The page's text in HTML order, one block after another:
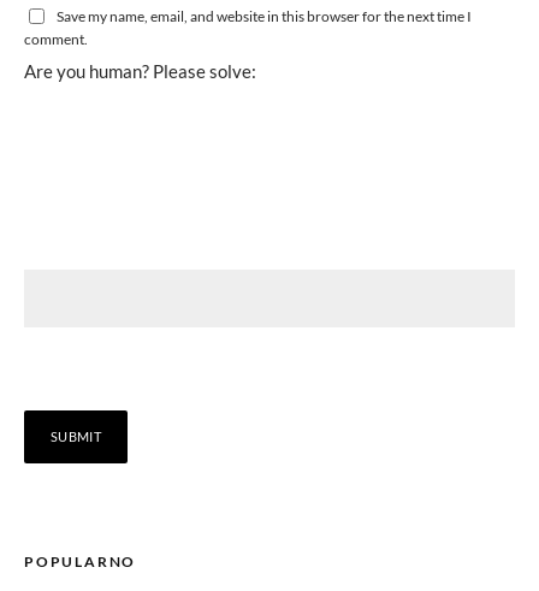
Save my name, email, and website in this browser for the next time I
comment.
Are you human? Please solve:
POPULARNO